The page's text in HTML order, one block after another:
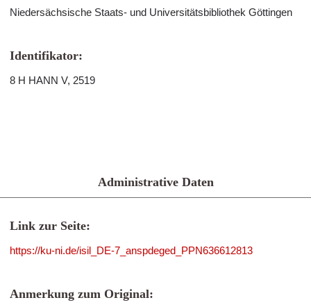
Niedersächsische Staats- und Universitätsbibliothek Göttingen
Identifikator:
8 H HANN V, 2519
Administrative Daten
Link zur Seite:
https://ku-ni.de/isil_DE-7_anspdeged_PPN636612813
Anmerkung zum Original: